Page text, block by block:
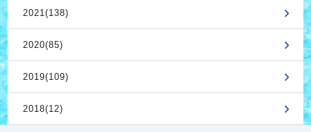
2021(138)
2020(85)
2019(109)
2018(12)